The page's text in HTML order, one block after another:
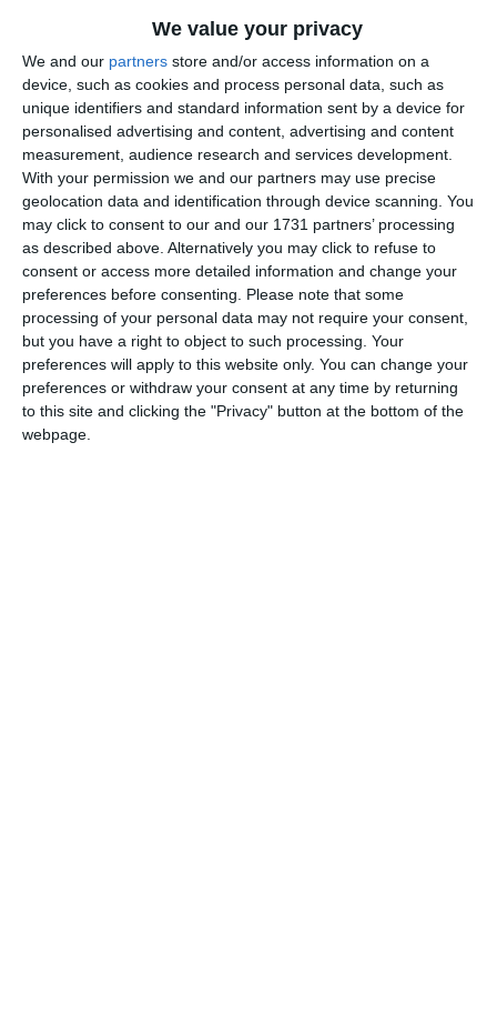
We value your privacy
We and our partners store and/or access information on a
device, such as cookies and process personal data, such as
unique identifiers and standard information sent by a device for
personalised advertising and content, advertising and content
measurement, audience research and services development.
With your permission we and our partners may use precise
geolocation data and identification through device scanning. You
may click to consent to our and our 1731 partners’ processing
as described above. Alternatively you may click to refuse to
consent or access more detailed information and change your
preferences before consenting.
Please note that some
processing of your personal data may not require your consent,
but you have a right to object to such processing. Your
preferences will apply to this website only. You can change your
preferences or withdraw your consent at any time by returning
to this site and clicking the "Privacy" button at the bottom of the
webpage.
călătorie muzicală multi-senzorială,
într-un spațiu sigur pentru copii, cu un decor conceput
special pentru a le oferi libertate de mișcare, un scenariu ce
le dezvoltă inteligența emoțională și pune la dispoziția
părinților un set de jocuri. Bubu este simbolul educației
culturale timpurii și cel mai bun prieten al celor mici”, mai
menționează Teatrul de Stat Constanța, organizatorul SEAS
2024.
Mihaela Michailov, critic de teatru, dramaturg, profesoară la
UNATC București, are o perspectivă interesantă asupra
teatrului pentru copii:
„Spectacolele pentru copii sunt baza formării inteligenței
critice și sensibilității nu doar ale publicului de mâine, ci în
special ale publicului de azi. Pentru că ne dorim copii
capabili să gândească cu mințile lor. Iar teatrul este unul
dintre acele locuri în care poți forma percepții critice și poți